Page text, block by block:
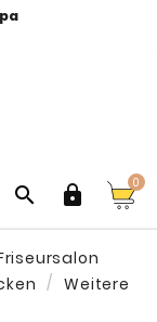
  0
Weitere